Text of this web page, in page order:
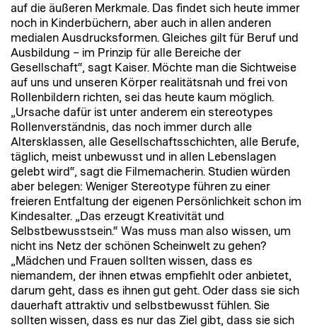
auf die äußeren Merkmale. Das findet sich heute immer
noch in Kinderbüchern, aber auch in allen anderen
medialen Ausdrucksformen. Gleiches gilt für Beruf und
Ausbildung – im Prinzip für alle Bereiche der
Gesellschaft“, sagt Kaiser. Möchte man die Sichtweise
auf uns und unseren Körper realitätsnah und frei von
Rollenbildern richten, sei das heute kaum möglich.
„Ursache dafür ist unter anderem ein stereotypes
Rollenverständnis, das noch immer durch alle
Altersklassen, alle Gesellschaftsschichten, alle Berufe,
täglich, meist unbewusst und in allen Lebenslagen
gelebt wird“, sagt die Filmemacherin. Studien würden
aber belegen: Weniger Stereotype führen zu einer
freieren Entfaltung der eigenen Persönlichkeit schon im
Kindesalter. „Das erzeugt Kreativität und
Selbstbewusstsein.“ Was muss man also wissen, um
nicht ins Netz der schönen Scheinwelt zu gehen?
„Mädchen und Frauen sollten wissen, dass es
niemandem, der ihnen etwas empfiehlt oder anbietet,
darum geht, dass es ihnen gut geht. Oder dass sie sich
dauerhaft attraktiv und selbstbewusst fühlen. Sie
sollten wissen, dass es nur das Ziel gibt, dass sie sich